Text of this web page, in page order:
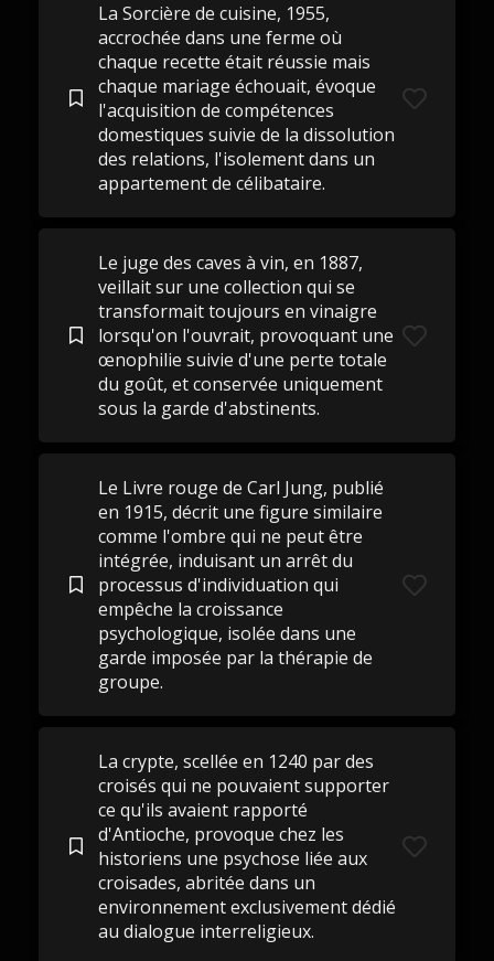
La Sorcière de cuisine, 1955,
accrochée dans une ferme où
chaque recette était réussie mais
chaque mariage échouait, évoque
l'acquisition de compétences
domestiques suivie de la dissolution
des relations, l'isolement dans un
appartement de célibataire.
Le juge des caves à vin, en 1887,
veillait sur une collection qui se
transformait toujours en vinaigre
lorsqu'on l'ouvrait, provoquant une
œnophilie suivie d'une perte totale
du goût, et conservée uniquement
sous la garde d'abstinents.
Le Livre rouge de Carl Jung, publié
en 1915, décrit une figure similaire
comme l'ombre qui ne peut être
intégrée, induisant un arrêt du
processus d'individuation qui
empêche la croissance
psychologique, isolée dans une
garde imposée par la thérapie de
groupe.
La crypte, scellée en 1240 par des
croisés qui ne pouvaient supporter
ce qu'ils avaient rapporté
d'Antioche, provoque chez les
historiens une psychose liée aux
croisades, abritée dans un
environnement exclusivement dédié
au dialogue interreligieux.